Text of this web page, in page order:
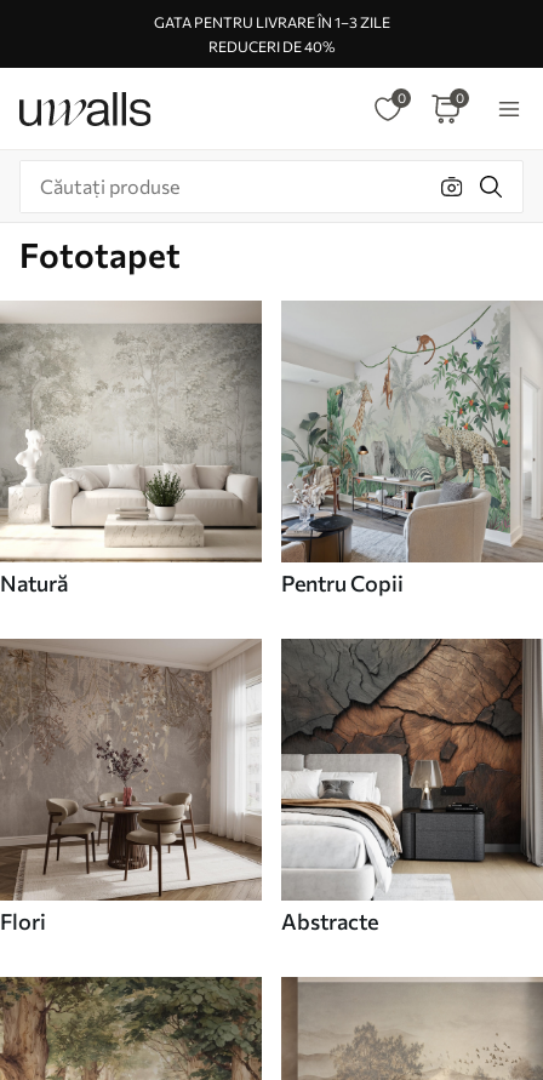
GATA PENTRU LIVRARE ÎN 1–3 ZILE
REDUCERI DE 40%
0 0
Fototapet
Natură Pentru Copii
Flori Abstracte